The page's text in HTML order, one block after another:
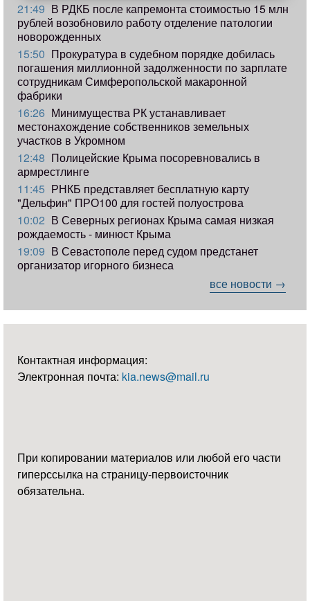
21:49 В РДКБ после капремонта стоимостью 15 млн
рублей возобновило работу отделение патологии
новорожденных
15:50 Прокуратура в судебном порядке добилась
погашения миллионной задолженности по зарплате
сотрудникам Симферопольской макаронной
фабрики
16:26 Минимущества РК устанавливает
местонахождение собственников земельных
участков в Укромном
12:48 Полицейские Крыма посоревновались в
армрестлинге
11:45 РНКБ представляет бесплатную карту
"Дельфин" ПРО100 для гостей полуострова
10:02 В Северных регионах Крыма самая низкая
рождаемость - минюст Крыма
19:09 В Севастополе перед судом предстанет
организатор игорного бизнеса
все новости →
Контактная информация:
Электронная почта: kia.news@mail.ru
При копировании материалов или любой его части
гиперссылка на страницу-первоисточник
обязательна.